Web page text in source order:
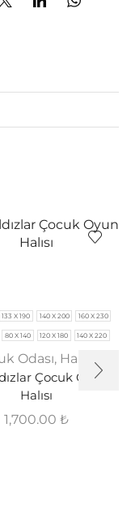
133 X 190 140 X 200 160 X 230
80 X 140 120 X 180 140 X 220
Odası, Halılar
Çocuk Oyun
Halısı
1,700.00 ₺